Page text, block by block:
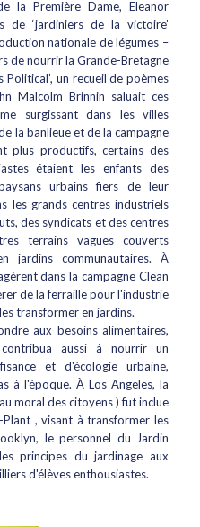
la Première Dame, Eleanor
de ‘jardiniers de la victoire’
nationale de légumes –
de nourrir la Grande-Bretagne
Political’, un recueil de poèmes
Malcolm Brinnin saluait ces
surgissant dans les villes
la banlieue et de la campagne
plus productifs, certains des
étaient les enfants des
urbains fiers de leur
les grands centres industriels
des syndicats et des centres
terrains vagues couverts
jardins communautaires. À
dans la campagne Clean
de la ferraille pour l'industrie
transformer en jardins.
aux besoins alimentaires,
aussi à nourrir un
et d'écologie urbaine,
à l'époque. À Los Angeles, la
moral des citoyens ) fut inclue
, visant à transformer les
le personnel du Jardin
principes du jardinage aux
d'élèves enthousiastes.